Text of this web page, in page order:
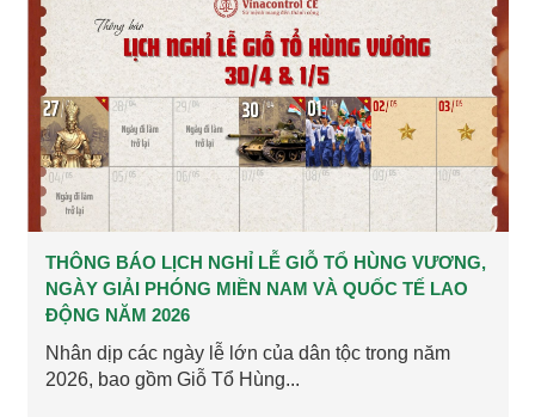
THÔNG BÁO LỊCH NGHỈ LỄ GIỖ TỔ HÙNG VƯƠNG,
NGÀY GIẢI PHÓNG MIỀN NAM VÀ QUỐC TẾ LAO
ĐỘNG NĂM 2026
Nhân dịp các ngày lễ lớn của dân tộc trong năm
2026, bao gồm Giỗ Tổ Hùng...